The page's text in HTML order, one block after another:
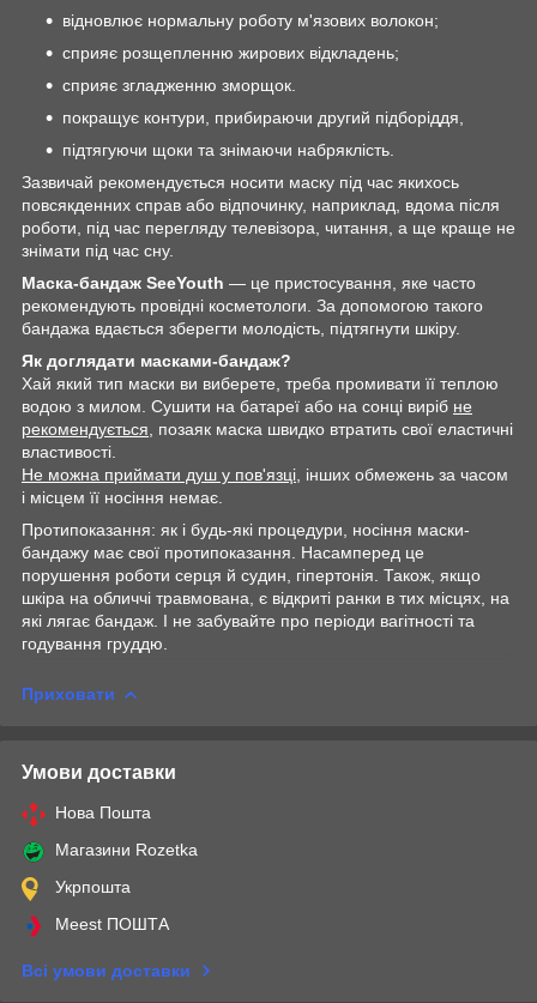
відновлює нормальну роботу м'язових волокон;
сприяє розщепленню жирових відкладень;
сприяє згладженню зморщок.
покращує контури, прибираючи другий підборіддя,
підтягуючи щоки та знімаючи набряклість.
Зазвичай рекомендується носити маску під час якихось
повсякденних справ або відпочинку, наприклад, вдома після
роботи, під час перегляду телевізора, читання, а ще краще не
знімати під час сну.
Маска-бандаж SeeYouth — це пристосування, яке часто
рекомендують провідні косметологи. За допомогою такого
бандажа вдається зберегти молодість, підтягнути шкіру.
Як доглядати масками-бандаж?
Хай який тип маски ви виберете, треба промивати її теплою
водою з милом. Сушити на батареї або на сонці виріб не
рекомендується , позаяк маска швидко втратить свої еластичні
властивості.
Не можна приймати душ у пов'язці , інших обмежень за часом
і місцем її носіння немає.
Протипоказання: як і будь-які процедури, носіння маски-
бандажу має свої протипоказання. Насамперед це
порушення роботи серця й судин, гіпертонія. Також, якщо
шкіра на обличчі травмована, є відкриті ранки в тих місцях, на
які лягає бандаж. І не забувайте про періоди вагітності та
годування груддю.
Приховати
Умови доставки
Нова Пошта
Магазини Rozetka
Укрпошта
Meest ПОШТА
Всі умови доставки